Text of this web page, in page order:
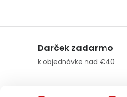
Darček zadarmo
k objednávke nad €40